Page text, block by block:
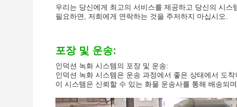
우리는 당신에게 최고의 서비스를 제공하고 당신의 시
필요하면, 저희에게 연락하는 것을 주저하지 마십시오.
포장 및 운송:
인덕션 녹화 시스템의 포장 및 운송:
인덕션 녹화 시스템은 운송 과정에서 좋은 상태에서 도
이 시스템은 신뢰할 수 있는 화물 운송사를 통해 배송되